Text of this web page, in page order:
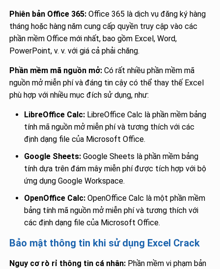
Phiên bản Office 365: Office 365 là dịch vụ đăng ký hàng
tháng hoặc hàng năm cung cấp quyền truy cập vào các
phần mềm Office mới nhất, bao gồm Excel, Word,
PowerPoint, v. v. với giá cả phải chăng.
Phần mềm mã nguồn mở: Có rất nhiều phần mềm mã
nguồn mở miễn phí và đáng tin cậy có thể thay thế Excel
phù hợp với nhiều mục đích sử dụng, như:
LibreOffice Calc: LibreOffice Calc là phần mềm bảng
tính mã nguồn mở miễn phí và tương thích với các
định dạng file của Microsoft Office.
Google Sheets: Google Sheets là phần mềm bảng
tính dựa trên đám mây miễn phí được tích hợp với bộ
ứng dụng Google Workspace.
OpenOffice Calc: OpenOffice Calc là một phần mềm
bảng tính mã nguồn mở miễn phí và tương thích với
các định dạng file của Microsoft Office.
Bảo mật thông tin khi sử dụng Excel Crack
Nguy cơ rò rỉ thông tin cá nhân: Phần mềm vi phạm bản